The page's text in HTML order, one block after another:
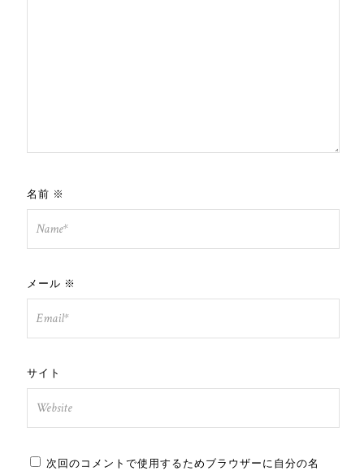
名前 ※
メール ※
サイト
次回のコメントで使用するためブラウザーに自分の名